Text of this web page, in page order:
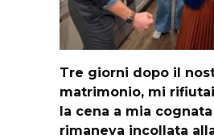
Tre giorni dopo il
matrimonio, mi
la cena a mia
rimaneva incollata